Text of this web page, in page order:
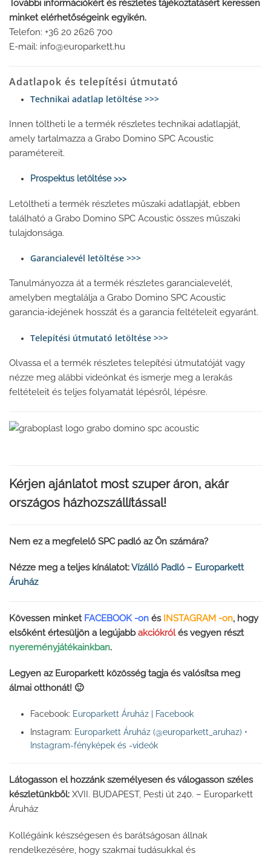
További információkért és részletes tájékoztatásért keressen
minket elérhetőségeink egyikén.
Telefon: +36 20 2626 700
E-mail: info@europarkett.hu
Adatlapok és telepítési útmutató
Technikai adatlap letöltése >>>
Innen töltheti le a termék részletes technikai adatlapját,
amely tartalmazza a Grabo Domino SPC Acoustic
paramétereit.
Prospektus letöltése >>>
Letöltheti a termék részletes műszaki adatlapját, ebben
található a Grabo Domino SPC Acoustic összes műszaki
tulajdonsága.
Garancialevél letöltése >>>
Tanulmányozza át a termék részletes garancialevelét,
amelyben megtalálja a Grabo Domino SPC Acoustic
garancia-idejének hosszát és a garancia feltételeit egyaránt.
Telepítési útmutató letöltése >>>
Olvassa el a termék részletes telepítési útmutatóját vagy
nézze meg alábbi videónkat és ismerje meg a lerakás
feltételeit és teljes folyamatát lépésről, lépésre.
Kérjen ajánlatot most szuper áron, akár
országos házhozszállítással!
Nem ez a megfelelő SPC padló az Ön számára?
Nézze meg a teljes kínálatot:Vízálló Padló – Europarkett
Áruház
Kövessen minket FACEBOOK -on és INSTAGRAM -on, hogy
elsőként értesüljön a legújabbakciókrólés vegyen részt
nyereményjátékainkban.
Legyen az Europarkett közösség tagja és valósítsa meg
álmai otthonát! 🙂
Facebook: Europarkett Áruház | Facebook
Instagram: Europarkett Áruház (@europarkett_aruhaz) •
Instagram-fényképek és -videók
Látogasson el hozzánk személyesen és válogasson széles
készletünkből: XVII. BUDAPEST, Pesti út 240. – Europarkett
Áruház
Kollégáink készségesen és barátságosan állnak
rendelkezésére, hogy szakmai tudásukkal és